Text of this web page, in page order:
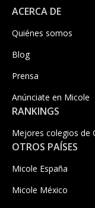
ACERCA DE
Quiénes somos
Blog
Prensa
Anúnciate en Micole
RANKINGS
Mejores colegios de
OTROS PAÍSES
Micole España
Micole México